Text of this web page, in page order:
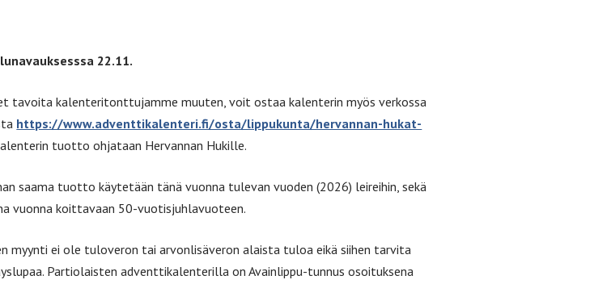
22.11.
tavoita kalenteritonttujamme muuten, voit ostaa kalenterin myös verkossa
https://www.adventtikalenteri.fi/osta/lippukunta/hervannan-hukat-
tuotto ohjataan Hervannan Hukille.
saama tuotto käytetään tänä vuonna tulevan vuoden (2026) leireihin, sekä
vuonna koittavaan 50-vuotisjuhlavuoteen.
myynti ei ole tuloveron tai arvonlisäveron alaista tuloa eikä siihen tarvita
Partiolaisten adventtikalenterilla on Avainlippu-tunnus osoituksena